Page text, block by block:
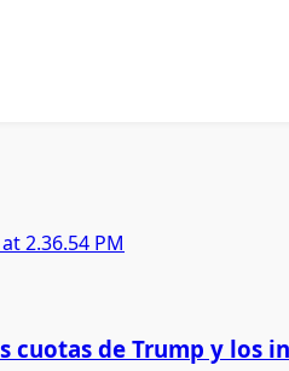
cuotas de Trump y los